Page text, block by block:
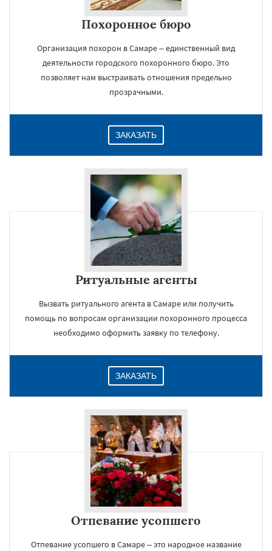
Похоронное бюро
Организация похорон в Самаре – единственный вид
деятельности городского похоронного бюро. Это
позволяет нам выстраивать отношения предельно
прозрачными.
ЗАКАЗАТЬ
Ритуальные агенты
Вызвать ритуального агента в Самаре или получить
помощь по вопросам организации похоронного процесса
необходимо оформить заявку по телефону.
ЗАКАЗАТЬ
Отпевание усопшего
Отпевание усопшего в Самаре – это народное название